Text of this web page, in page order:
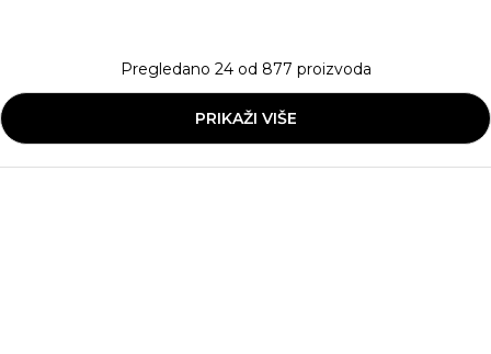
Pregledano 24od 877 proizvoda
PRIKAŽI VIŠE